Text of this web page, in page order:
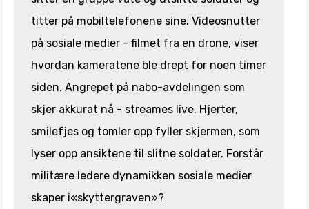
titter på mobiltelefonene sine. Videosnutter
på sosiale medier - filmet fra en drone, viser
hvordan kameratene ble drept for noen timer
siden. Angrepet på nabo-avdelingen som
skjer akkurat nå - streames live. Hjerter,
smilefjes og tomler opp fyller skjermen, som
lyser opp ansiktene til slitne soldater. Forstår
militære ledere dynamikken sosiale medier
skaper i«skyttergraven»?